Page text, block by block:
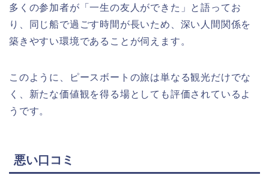
多くの参加者が「一生の友人ができた」と語ってお
り、同じ船で過ごす時間が長いため、深い人間関係を
築きやすい環境であることが伺えます。
このように、ピースボートの旅は単なる観光だけでな
く、新たな価値観を得る場としても評価されているよ
うです。
悪い口コミ